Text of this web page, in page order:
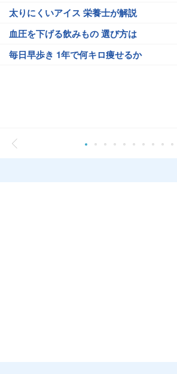
太りにくいアイス 栄養士が解説
血圧を下げる飲みもの 選び方は
毎日早歩き 1年で何キロ痩せるか